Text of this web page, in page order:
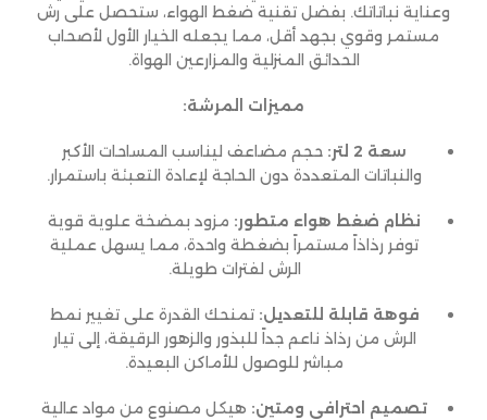
وعناية نباتاتك. بفضل تقنية ضغط الهواء، ستحصل على رش
مستمر وقوي بجهد أقل، مما يجعله الخيار الأول لأصحاب
الحدائق المنزلية والمزارعين الهواة.
مميزات المرشة:
سعة 2 لتر:
حجم مضاعف ليناسب المساحات الأكبر
والنباتات المتعددة دون الحاجة لإعادة التعبئة باستمرار.
نظام ضغط هواء متطور: مزود بمضخة علوية قوية
توفر رذاذاً مستمراً بضغطة واحدة، مما يسهل عملية
الرش لفترات طويلة.
فوهة قابلة للتعديل: تمنحك القدرة على تغيير نمط
الرش من رذاذ ناعم جداً للبذور والزهور الرقيقة، إلى تيار
مباشر للوصول للأماكن البعيدة.
تصميم احترافي ومتين: هيكل مصنوع من مواد عالية